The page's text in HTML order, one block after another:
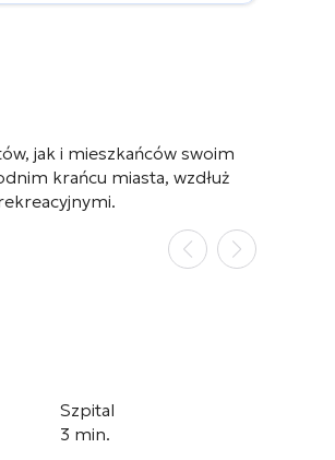
jak i mieszkańców swoim
krańcu miasta, wzdłuż
Szpital
3 min.